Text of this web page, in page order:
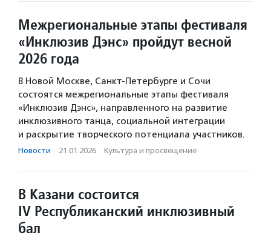
Межрегиональные этапы фестиваля
«Инклюзив Дэнс» пройдут весной
2026 года
В Новой Москве, Санкт-Петербурге и Сочи
состоятся межрегиональные этапы фестиваля
«Инклюзив Дэнс», направленного на развитие
инклюзивного танца, социальной интеграции
и раскрытие творческого потенциала участников.
Новости · 21.01.2026 · Культура и просвещение
В Казани состоится
IV Республиканский инклюзивный
бал